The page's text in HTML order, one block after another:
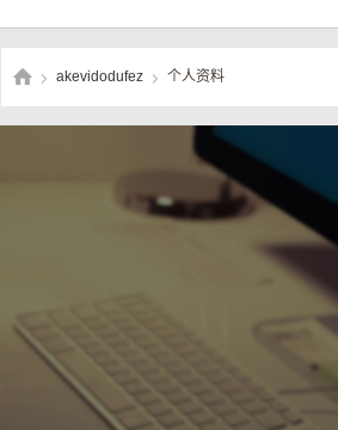
akevidodufez 个人资料